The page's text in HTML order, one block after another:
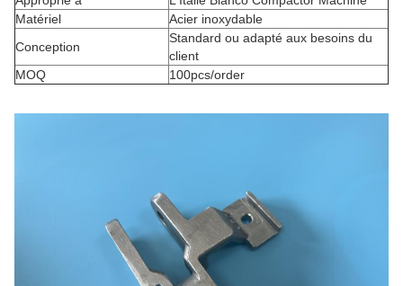
Matériel
Acier inoxydable
Conception
Standard ou adapté aux besoins du
client
MOQ
100pcs/order